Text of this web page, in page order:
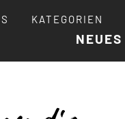
KATEGORIEN
NEUES